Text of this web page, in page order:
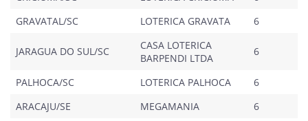
GRAVATAL/SC
LOTERICA GRAVATA 6
JARAGUA DO SUL/SC
CASA LOTERICA
BARPENDI LTDA
6
PALHOCA/SC LOTERICA PALHOCA
6
ARACAJU/SE
MEGAMANIA
6